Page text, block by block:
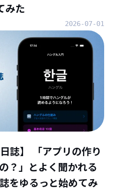
みた
2026-07-01
誌】 「アプリの作り
？」とよく聞かれる
をゆるっと始めてみ